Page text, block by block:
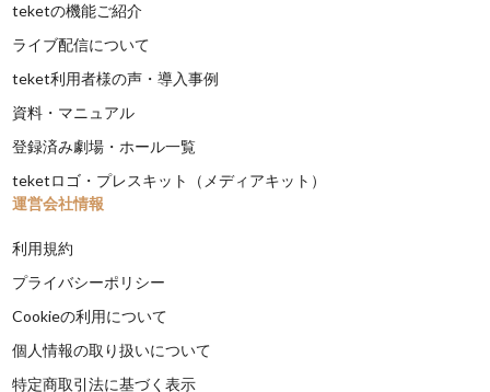
teketの機能ご紹介
ライブ配信について
teket利用者様の声・導入事例
資料・マニュアル
登録済み劇場・ホール一覧
teketロゴ・プレスキット（メディアキット）
運営会社情報
利用規約
プライバシーポリシー
Cookieの利用について
個人情報の取り扱いについて
特定商取引法に基づく表示